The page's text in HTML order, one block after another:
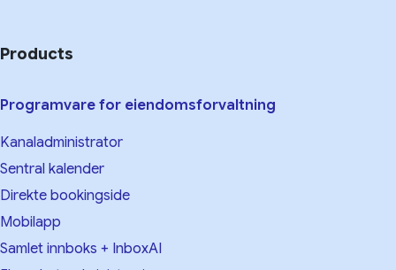
Products
Programvare for eiendomsforvaltning
Kanaladministrator
Sentral kalender
Direkte bookingside
Mobilapp
Samlet innboks + InboxAI